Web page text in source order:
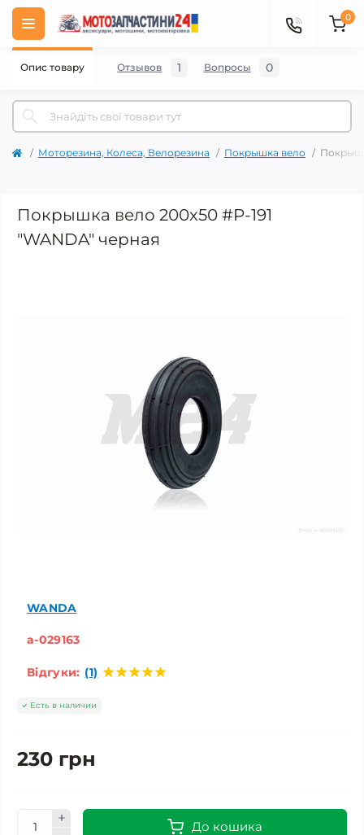
0
Моторезина, Колеса, Велорезина Покрышка вело
Покрышка вело 200x50 #P-191
"WANDA" черная
WANDA
a-029163
Відгуки: (1)
Есть в наличии
230 грн
До кошика
Опис товару Отзывов 1 Вопросы 0